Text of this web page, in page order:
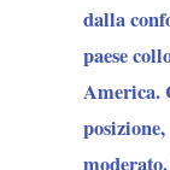
dalla
paese
America.